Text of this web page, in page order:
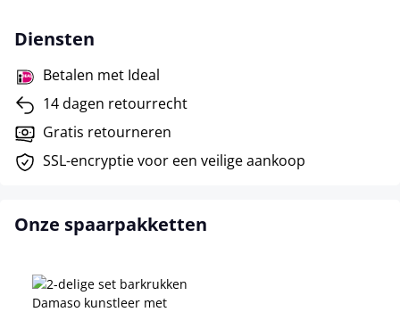
Diensten
Betalen met Ideal
14 dagen retourrecht
Gratis retourneren
SSL-encryptie voor een veilige aankoop
Onze spaarpakketten